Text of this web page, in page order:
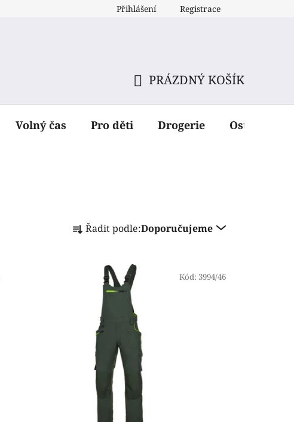
Přihlášení Registrace
KOŠÍK
PRÁZDNÝ KOŠÍK
Volný čas Pro děti Drogerie Ostatní
a Řadit podle:Doporučujeme
Kód: 3994/46